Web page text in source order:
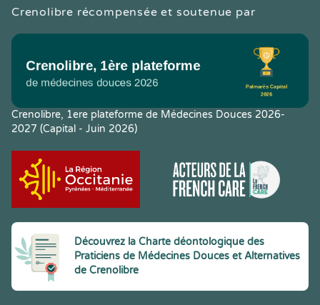
Crenolibre récompensée et soutenue par
Crenolibre, 1ere plateforme de Médecines Douces 2026-
2027 (Capital - Juin 2026)
Découvrez la Charte déontologique des
Praticiens de Médecines Douces et Alternatives
de Crenolibre